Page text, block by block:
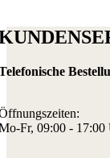
Fr, 09:00 - 17:00